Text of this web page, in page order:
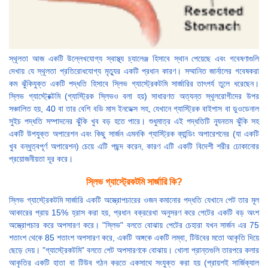
স্থূলতা আজ একটি উল্লেখযোগ্য স্বাস্থ্য চ্যালেঞ্জ হিসাবে স্থান পেয়েছে এবং গবেষণাগুলি
দেখায় যে স্থূলতা প্রতিরোধযোগ্য মৃত্যুর একটি প্রধান কারণ। সম্মানিত জার্নালের গবেষকরা
কম ঝুঁকিযুক্ত একটি পদ্ধতি হিসাবে স্লিভ গ্যাস্ট্রেকটমি সার্জারির তাৎপর্য তুলে ধরেছেন।
স্লিভ গ্যাস্ট্রেক্টমি (গ্যাস্ট্রিক স্লিভও বলা হয়) সাধারণত অত্যন্ত স্থূলরোগীদের উপর
সঞ্চালিত হয়, 40 বা তার বেশি বডি মাস ইনডেক্স সহ, যেখানে গ্যাস্ট্রিক বাইপাস বা ডুওডেনাল
সুইচ পদ্ধতি সম্পাদনের ঝুঁকি খুব বড় হতে পারে। শুধুমাত্র এই পদ্ধতিটি ন্যূনতম ঝুঁকি সহ
একটি উপযুক্ত অপারেশন এবং কিছু সার্জন এমনকি গ্যাস্ট্রিক ব্যান্ডিং অপারেশনের (যা একটি
খুব বন্ধুত্বপূর্ণ অপারেশন) চেয়ে এটি পছন্দ করেন, কারণ এটি একটি বিদেশী শরীর ঢোকানোর
প্রয়োজনীয়তা দূর করে।
স্লিভ গ্যাস্ট্রেকটমি সার্জারি কি?
স্লিভ গ্যাস্ট্রেকটমি সার্জারি একটি অস্ত্রোপচারের ওজন কমানোর পদ্ধতি যেখানে পেট তার মূল
আকারের প্রায় 15% হ্রাস করা হয়, প্রধান বক্ররেখা অনুসরণ করে পেটের একটি বড় অংশ
অস্ত্রোপচার করে অপসারণ করে। "স্লিভ" বলতে বোঝায় পেটের চেহারা যখন সার্জন এর 75
শতাংশ থেকে 85 শতাংশ অপসারণ করে, একটি অঙ্গকে একটি লম্বা, টিউবের মতো আকৃতি দিয়ে
ছেড়ে দেয়। "গ্যাস্ট্রেকটমি" বলতে পেট অপসারণকে বোঝায়। খোলা প্রান্তগুলি তারপরে কলার
আকৃতির একটি হাতা বা টিউব গঠন করতে একসাথে সংযুক্ত করা হয় (প্রায়শই সার্জিক্যাল